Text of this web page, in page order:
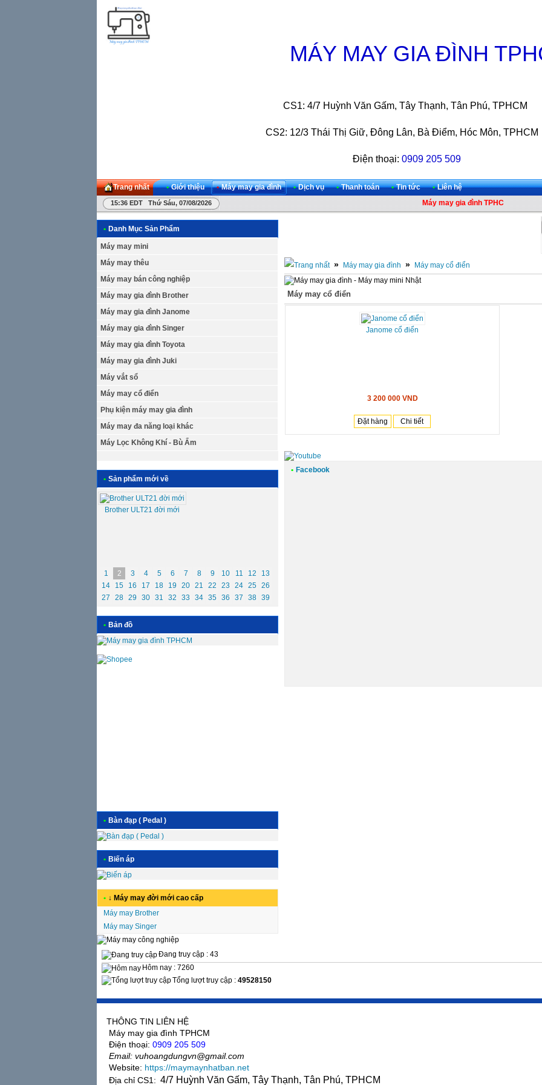
MÁY MAY GIA ĐÌNH
CS1: 4/7 Huỳnh Văn Gấm, Tây Thạnh, Tân Phú, TPHCM
CS2: 12/3 Thái Thị Giữ, Đông Lân, Bà Điểm, Hóc Môn, TPHCM
Điện thoại: 0909 205 509
Trang nhất • Giới thiệu • Máy may gia đình • Dịch vụ • Thanh toán • Tin tức • Liên hệ
15:36 EDT Thứ Sáu, 07/08/2026 Máy may gia đình TPHCM | Uy tín -
• Danh Mục Sản Phẩm
Máy may mini
Máy may thêu
Máy may bán công nghiệp
Máy may gia đình Brother
Máy may gia đình Janome
Máy may gia đình Singer
Máy may gia đình Toyota
Máy may gia đình Juki
Máy vắt sổ
Máy may cổ điển
Phụ kiện máy may gia đình
Máy may đa năng loại khác
Máy Lọc Không Khí - Bù Ẩm
• Sản phẩm mới về
Brother ULT21 đời mới
1 2 3 4 5 6 7 8 9 10 11 12
13
14
15 16 17 18 19 20 21 22 23 24 25 26
27
28 29 30 31 32 33 34 35 36 37 38 39
• Bản đồ
• Bàn đạp ( Pedal )
• Biến áp
• ↓ Máy may đời mới cao cấp
Máy may Brother
Máy may Singer
» Máy may gia đình » Máy may cổ điển
Máy may cổ điển
Janome cổ điển
3 200 000 VND
Đặt hàng Chi tiết
• Facebook
Đang truy cập : 43
Hôm nay : 7260
Tổng lượt truy cập : 49528150
THÔNG TIN LIÊN HỆ
Máy may gia đình TPHCM
Điện thoại: 0909 205 509
Email: vuhoangdungvn@gmail.com
Website: https://maymaynhatban.net
Địa chỉ CS1: 4/7 Huỳnh Văn Gấm, Tây Thạnh, Tân Phú, TPHCM